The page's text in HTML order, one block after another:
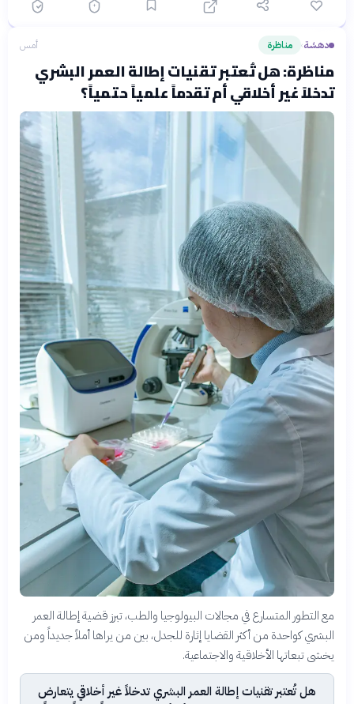
دهشة› مناظرة أمس
مناظرة: هل تُعتبر تقنيات إطالة العمر البشري
تدخلاً غير أخلاقي أم تقدماً علمياً حتمياً؟
مع التطور المتسارع في مجالات البيولوجيا والطب، تبرز قضية إطالة العمر
البشري كواحدة من أكثر القضايا إثارة للجدل، بين من يراها أملاً جديداً ومن
يخشى تبعاتها الأخلاقية والاجتماعية.
هل تُعتبر تقنيات إطالة العمر البشري تدخلاً غير أخلاقي يتعارض